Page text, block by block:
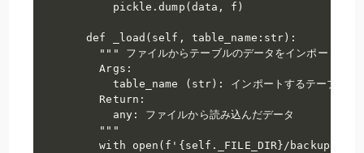
      pickle.dump(data, f)
  def _load(self, table_name:str):
    """ ファイルからテーブルのデータをインポートする
    Args:
      table_name (str): インポートするテーブル名
    Return:
      any: ファイルから読み込んだデータ
    """
with open(f'{self._FILE_DIR}/backup-